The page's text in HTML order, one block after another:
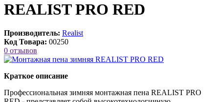
REALIST PRO RED
Производитель: Realist
Код Товара: 00250
0 отзывов
Краткое описание
Профессиональная зимняя монтажная пена REALIST PRO